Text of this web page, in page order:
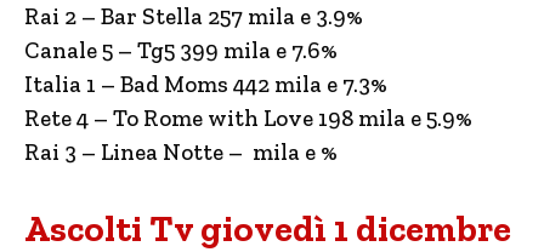
Rai 2 – Bar Stella 257 mila e 3.9%
Canale 5 – Tg5 399 mila e 7.6%
Italia 1 – Bad Moms 442 mila e 7.3%
Rete 4 – To Rome with Love 198 mila e 5.9%
Rai 3 – Linea Notte – mila e %
Ascolti Tv giovedì 1 dicembre